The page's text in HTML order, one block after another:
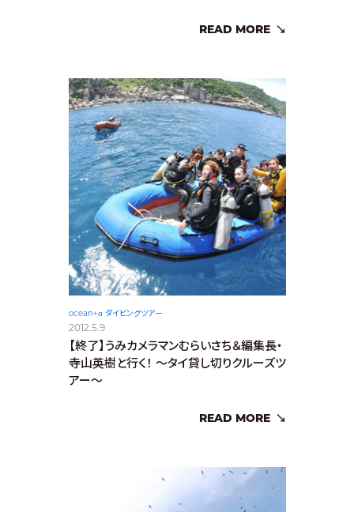
READ MORE
ocean+α ダイビングツアー
2012.5.9
【終了】うみカメラマンむらいさち＆編集長・
寺山英樹と行く！ 〜タイ貸し切りクルーズツ
アー〜
READ MORE